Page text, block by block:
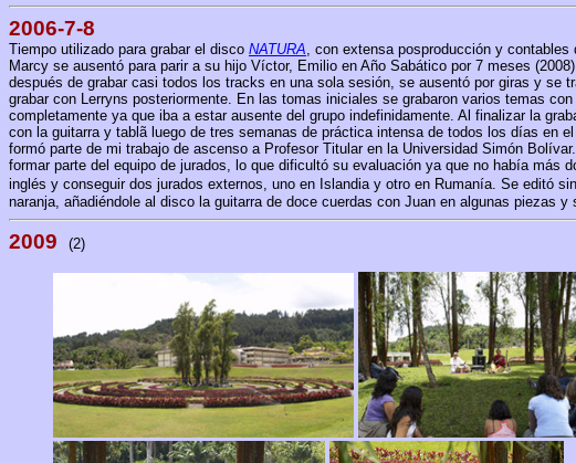
2006-7-8
Tiempo utilizado para grabar el disco NATURA, con extensa posproducción y
Marcy se ausentó para parir a su hijo Víctor, Emilio en Año Sabático por 7 meses
después de grabar casi todos los tracks en una sola sesión, se ausentó por giras y
grabar con Lerryns posteriormente. En las tomas iniciales se grabaron varios temas
completamente ya que iba a estar ausente del grupo indefinidamente. Al finalizar la
con la guitarra y tablã luego de tres semanas de práctica intensa de todos los días en
formó parte de mi trabajo de ascenso a Profesor Titular en la Universidad Simón
formar parte del equipo de jurados, lo que dificultó su evaluación ya que no había
inglés y conseguir dos jurados externos, uno en Islandia y otro en Rumanía. Se editó
naranja, añadiéndole al disco la guitarra de doce cuerdas con Juan en algunas piezas
2009 (2)